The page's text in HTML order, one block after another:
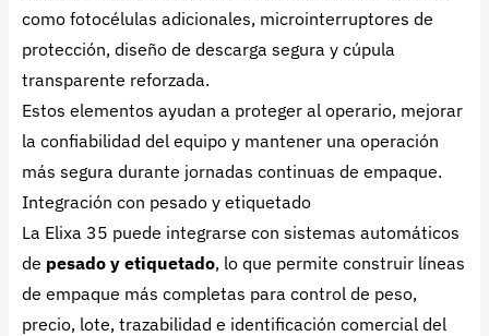
como fotocélulas adicionales, microinterruptores de
protección, diseño de descarga segura y cúpula
transparente reforzada.
Estos elementos ayudan a proteger al operario, mejorar
la confiabilidad del equipo y mantener una operación
más segura durante jornadas continuas de empaque.
Integración con pesado y etiquetado
La Elixa 35 puede integrarse con sistemas automáticos
de pesado y etiquetado, lo que permite construir líneas
de empaque más completas para control de peso,
precio, lote, trazabilidad e identificación comercial del